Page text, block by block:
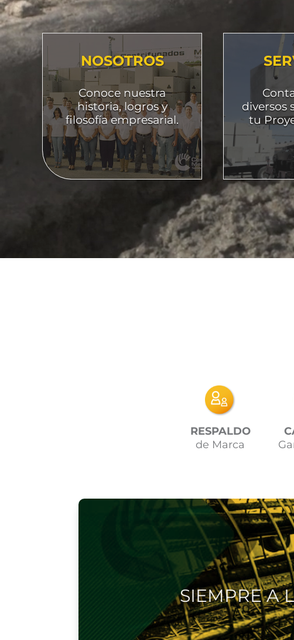
NOSOTROS
Conoce nuestra
historia, logros y
filosofía empresarial.
diversos
tu
RESPALDO
de Marca
SIEMPRE A